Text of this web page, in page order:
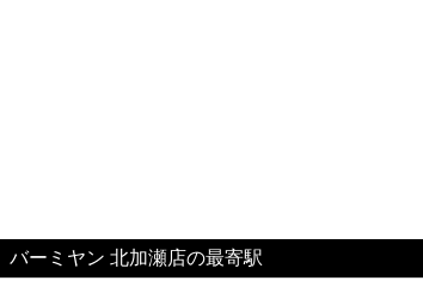
バーミヤン 北加瀬店の最寄駅